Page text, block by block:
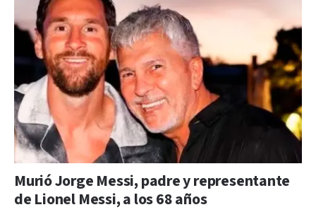
Murió Jorge Messi, padre y representante
de Lionel Messi, a los 68 años